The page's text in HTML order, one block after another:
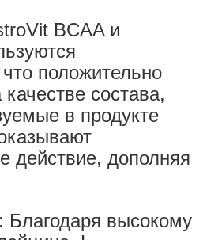
BCAA и
положительно
состава,
в продукте
действие, дополняя
высокому